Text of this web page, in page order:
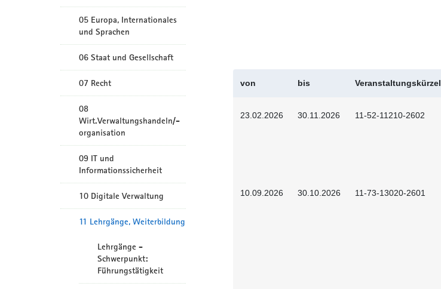
05 Europa, Internationales
und Sprachen
06 Staat und Gesellschaft
07 Recht
08
Wirt.Verwaltungshandeln/-
organisation
09 IT und
Informationssicherheit
10 Digitale Verwaltung
11 Lehrgänge, Weiterbildung
Lehrgänge -
Schwerpunkt:
Führungstätigkeit
von bis Veranstaltungskürzel
23.02.2026 30.11.2026 11-52-11210-2602
10.09.2026 30.10.2026 11-73-13020-2601